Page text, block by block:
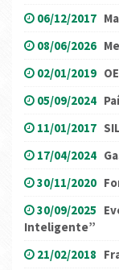
06/12/2017
08/06/2026
02/01/2019
05/09/2024
11/01/2017
17/04/2024
30/11/2020
30/09/2025
Inteligente”
21/02/2018